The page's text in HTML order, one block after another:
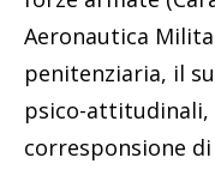
Aeronautica
penitenziaria, il
psico-attitudinali,
corresponsione